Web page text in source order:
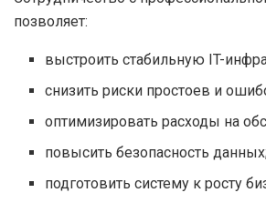
позволяет:
выстроить стабильную IT-
снизить риски простоев и
оптимизировать расходы на
повысить безопасность
подготовить систему к росту